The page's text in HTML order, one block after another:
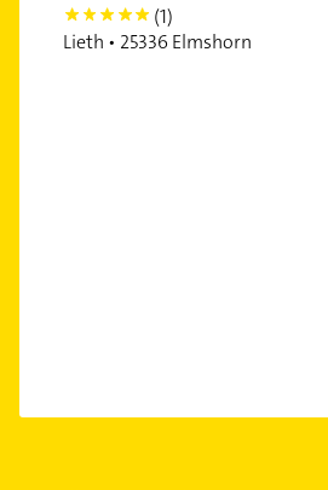
5
(1)
Lieth • 25336 Elmshorn